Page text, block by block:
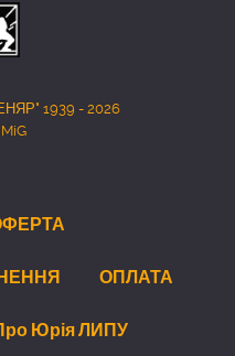
1939 - 2026
ОПЛАТА
Юрія ЛИПУ